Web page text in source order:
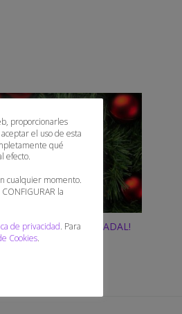
dessitja un BON NADAL!
proporcionarles
el uso de esta
qué
efecto.
cualquier momento.
la
de privacidad. Para
Cookies.